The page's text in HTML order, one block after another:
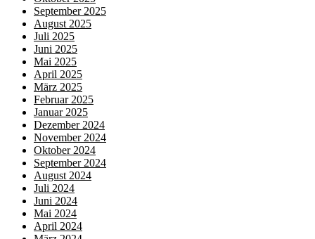
September 2025
August 2025
Juli 2025
Juni 2025
Mai 2025
April 2025
März 2025
Februar 2025
Januar 2025
Dezember 2024
November 2024
Oktober 2024
September 2024
August 2024
Juli 2024
Juni 2024
Mai 2024
April 2024